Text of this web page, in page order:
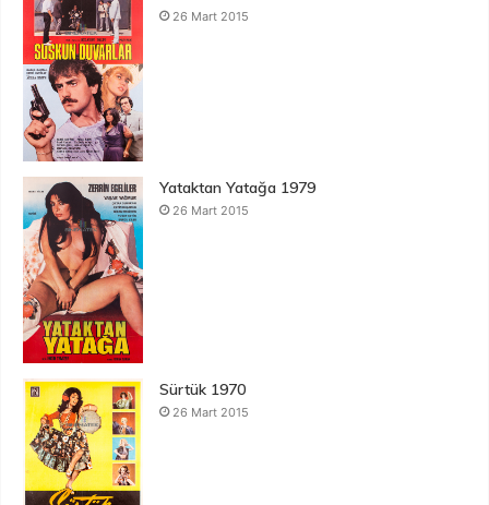
26 Mart 2015
Yataktan Yatağa 1979
26 Mart 2015
Sürtük 1970
26 Mart 2015